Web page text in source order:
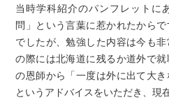
当時学科紹介のパンフレットに
問」という言葉に惹かれたから
でしたが、勉強した内容は今も
の際には北海道に残るか道外で
の恩師から「一度は外に出て大き
というアドバイスをいただき、現